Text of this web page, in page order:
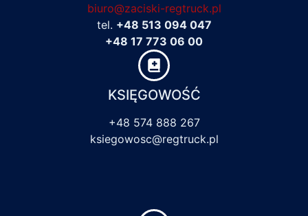
biuro@zaciski-regtruck.pl
tel. +48 513 094 047
+48 17 773 06 00
KSIĘGOWOŚĆ
+48 574 888 267
ksiegowosc@regtruck.pl